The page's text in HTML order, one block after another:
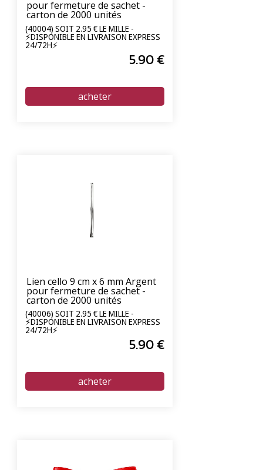
pour fermeture de sachet -
carton de 2000 unités
(40004) SOIT 2.95 € LE MILLE -
⚡DISPONIBLE EN LIVRAISON EXPRESS
24/72H⚡
5.90€
Lien cello 9 cm x 6 mm Argent
pour fermeture de sachet -
carton de 2000 unités
(40006) SOIT 2.95 € LE MILLE -
⚡DISPONIBLE EN LIVRAISON EXPRESS
24/72H⚡
5.90€